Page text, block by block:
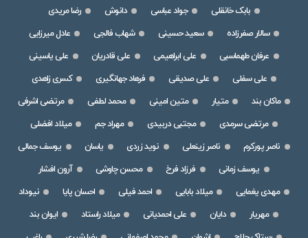
بابک خانقلی
جواد عباسی دانوش
رضا مریدی
سالار صفرزاده
سعید حسینی شهاب فالجی
عادل میرزایی
عرفان طهماسبی
علی ابراهیمی علی قادریان
علی یاسینی
علی سفلی
علی صدیقی فرهاد جهانگیری
کسری زاهدی
ماکان بند
متیار متین امینی محمد لطفی
مرتضی اشرفی
مرتضی سرمدی
مجتبی دربیدی مهراد جم
میلاد افضلی
ناصر پورکرم
ناصر زینعلی نوید زردی یاسان
یوسف جمالی
یوسف زمانی
فرزاد فرخ محسن چاوشی
آرون افشار
مهدی یغمایی
میلاد بابایی احمد فیلی احسان پایا
نیوداد
مهریار
دایان علی احمدیانی میلاد راستاد
ایوان بند